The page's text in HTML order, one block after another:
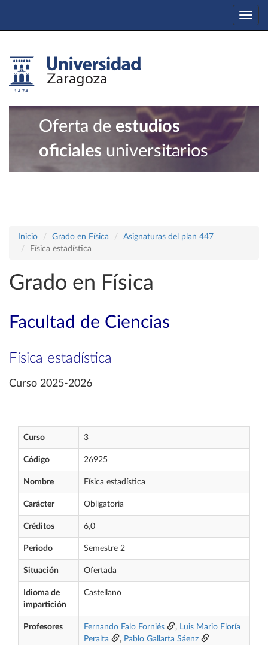
Oferta de estudios
oficiales universitarios
Inicio Grado en Física
Asignaturas del plan 447
Física estadística
Grado en Física
Facultad de Ciencias
Física estadística
Curso 2025-2026
Curso 3
Código 26925
Nombre Física estadística
Carácter Obligatoria
Créditos 6,0
Periodo Semestre 2
Situación Ofertada
Idioma de
impartición
Castellano
Profesores Fernando Falo Forniés , Luis Mario Floría
Peralta
, Pablo Gallarta Sáenz